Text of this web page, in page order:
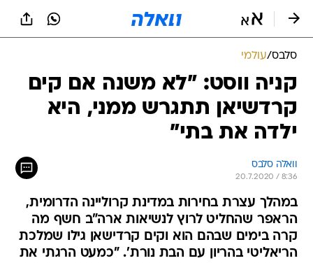
סלבס/עולמי
קניה ווסט: "לא משנה אם קים
קרדשיאן תתגרש ממני, היא
ילדה את בתי"
וואלה סלבס
20.7.2020 / 8:36
במהלך עצרת בחירות במדינת קרוליינה הדרומית,
הראפר שהחליט לרוץ לנשיאות ארה"ב חשף מה
קרה בימים שבהם הוא וקים קרדישאן גילו שמלכת
הריאליטי בהריון עם הבת נורת'. "כמעט הרגתי את